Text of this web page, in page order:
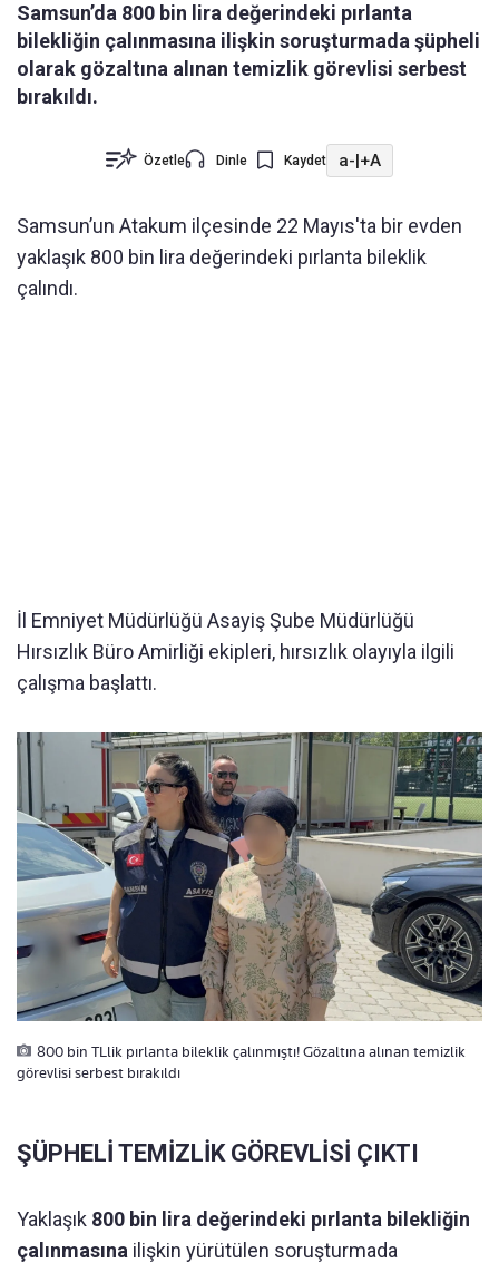
Samsun’da 800 bin lira değerindeki pırlanta
bilekliğin çalınmasına ilişkin soruşturmada şüpheli
olarak gözaltına alınan temizlik görevlisi serbest
bırakıldı.
Özetle Dinle Kaydet a-|+A
Samsun’un Atakum ilçesinde 22 Mayıs'ta bir evden
yaklaşık 800 bin lira değerindeki pırlanta bileklik
çalındı.
İl Emniyet Müdürlüğü Asayiş Şube Müdürlüğü
Hırsızlık Büro Amirliği ekipleri, hırsızlık olayıyla ilgili
çalışma başlattı.
800 bin TLlik pırlanta bileklik çalınmıştı! Gözaltına alınan temizlik
görevlisi serbest bırakıldı
ŞÜPHELİ TEMİZLİK GÖREVLİSİ ÇIKTI
Yaklaşık 800 bin lira değerindeki pırlanta bilekliğin
çalınmasına ilişkin yürütülen soruşturmada